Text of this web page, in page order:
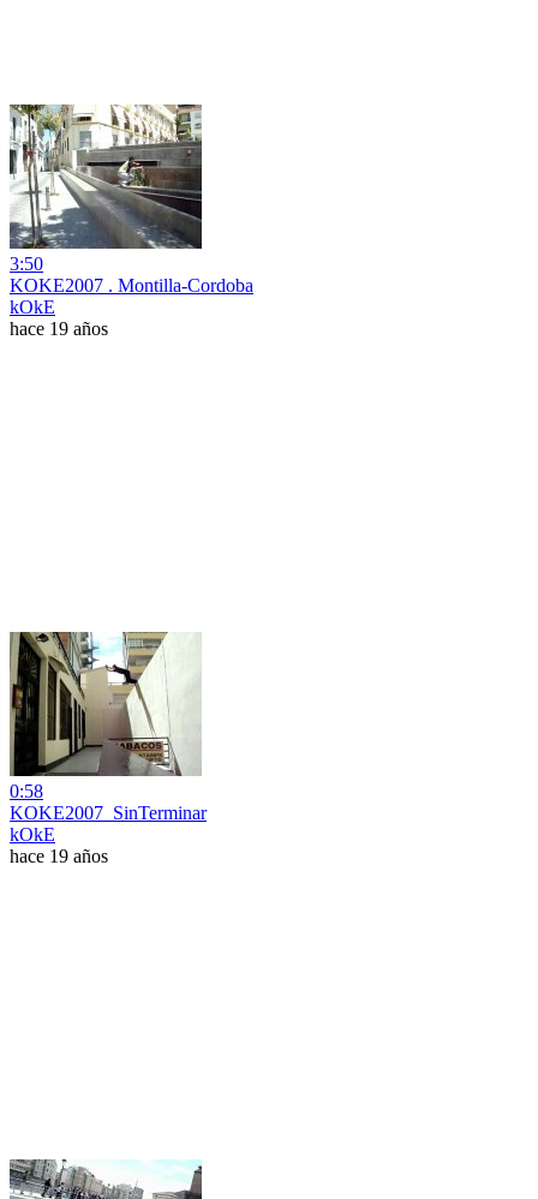
3:50
KOKE2007 . Montilla-Cordoba
kOkE
hace 19 años
0:58
KOKE2007_SinTerminar
kOkE
hace 19 años